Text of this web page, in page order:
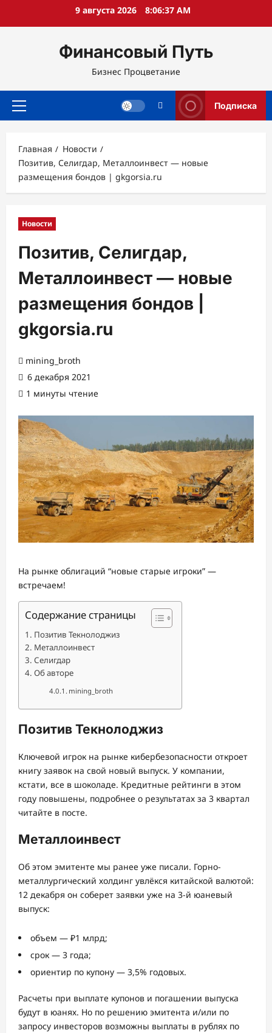
9 августа 2026 8:06:38 AM
Финансовый Путь
Бизнес Процветание
Основное
Подписка
Главная
Новости
Позитив, Селигдар, Металлоинвест — новые
размещения бондов | gkgorsia.ru
Новости
Позитив, Селигдар,
Металлоинвест — новые
размещения бондов |
gkgorsia.ru
mining_broth
6 декабря 2021
1 минуты чтение
На рынке облигаций “новые старые игроки” —
встречаем!
Содержание страницы
Позитив Текнолоджиз
Металлоинвест
Селигдар
Об авторе
mining_broth
Позитив Текнолоджиз
Ключевой игрок на рынке кибербезопасности откроет
книгу заявок на свой новый выпуск. У компании,
кстати, все в шоколаде. Кредитные рейтинги в этом
году повышены, подробнее о результатах за 3 квартал
читайте в посте.
Металлоинвест
Об этом эмитенте мы ранее уже писали. Горно-
металлургический холдинг увлёкся китайской валютой:
12 декабря он соберет заявки уже на 3-й юаневый
выпуск:
объем — ₽1 млрд;
срок — 3 года;
ориентир по купону — 3,5% годовых.
Расчеты при выплате купонов и погашении выпуска
будут в юанях. Но по решению эмитента и/или по
запросу инвесторов возможны выплаты в рублях по